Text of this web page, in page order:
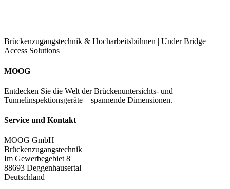
Brückenzugangstechnik & Hocharbeitsbühnen | Under Bridge
Access Solutions
MOOG
Entdecken Sie die Welt der Brückenuntersichts- und
Tunnelinspektionsgeräte – spannende Dimensionen.
Service und Kontakt
MOOG GmbH
Brückenzugangstechnik
Im Gewerbegebiet 8
88693 Deggenhausertal
Deutschland